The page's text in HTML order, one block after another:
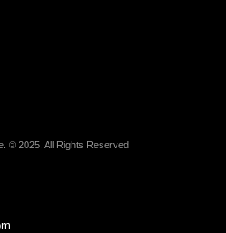
© 2025. All Rights Reserved